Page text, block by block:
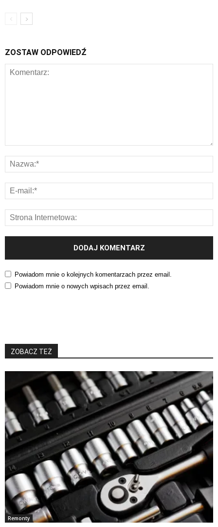
ZOSTAW ODPOWIEDŹ
Powiadom mnie o kolejnych komentarzach przez email.
Powiadom mnie o nowych wpisach przez email.
ZOBACZ TEŻ
Remonty